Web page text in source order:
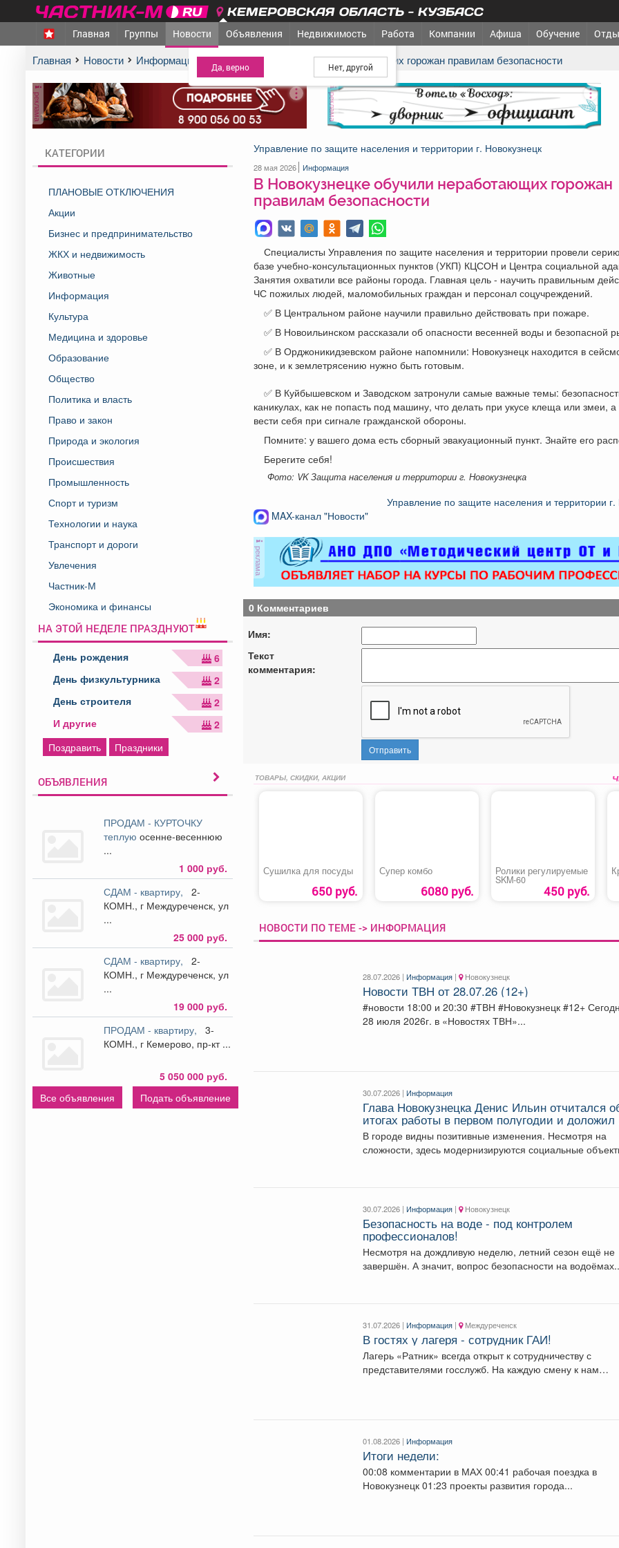
КЕМЕРОВСКАЯ ОБЛАСТЬ - КУЗБАСС
МЕЖДУРЕЧЕНСК - Ваш город?
Главная Группы Новости Объявления Недвижимость Работа Компании Афиша Обучение
Главная Новости Информация В Новокузнецке обучили неработающих горожан правилам безопасности
реклама реклама
КАТЕГОРИИ
ПЛАНОВЫЕ ОТКЛЮЧЕНИЯ
Акции
Бизнес и предпринимательство
ЖКХ и недвижимость
Животные
Информация
Культура
Медицина и здоровье
Образование
Общество
Политика и власть
Право и закон
Природа и экология
Происшествия
Промышленность
Спорт и туризм
Технологии и наука
Транспорт и дороги
Увлечения
Частник-М
Экономика и финансы
НА ЭТОЙ НЕДЕЛЕ ПРАЗДНУЮТ
День рождения
6
День физкультурника
2
День строителя
2
И другие
2
Поздравить
Праздники
ОБЪЯВЛЕНИЯ
ПРОДАМ - КУРТОЧКУ
теплуюосенне-весеннюю
...
1 000 руб.
СДАМ - квартиру,
2-
КОМН., г Междуреченск, ул
...
25 000 руб.
СДАМ - квартиру,
2-
КОМН., г Междуреченск, ул
...
19 000 руб.
ПРОДАМ - квартиру,
3-
КОМН., г Кемерово, пр-кт ...
5 050 000 руб.
Все объявления
Подать объявление
Управление по защите населения и территории г. Новокузнецк
28 мая 2026 Информация
В Новокузнецке обучили неработающих горожан
правилам безопасности
Специалисты Управления по защите населения и территории провели
базе учебно-консультационных пунктов (УКП) КЦСОН и Центра социальной
Занятия охватили все районы города. Главная цель - научить правильным
ЧС пожилых людей, маломобильных граждан и персонал соцучреждений.
✅ В Центральном районе научили правильно действовать при пожаре.
✅ В Новоильинском рассказали об опасности весенней воды и безопасной
✅ В Орджоникидзевском районе напомнили: Новокузнецк находится в
зоне, и к землетрясению нужно быть готовым.
✅ В Куйбышевском и Заводском затронули самые важные темы:
каникулах, как не попасть под машину, что делать при укусе клеща или змеи, а
вести себя при сигнале гражданской обороны.
Помните: у вашего дома есть сборный эвакуационный пункт. Знайте его
Берегите себя!
Фото: VK Защита населения и территории г. Новокузнецка
Управление по защите населения и территории г.
MAX-канал "Новости"
реклама
0 Комментариев
Имя:
Текст
комментария:
Отправить
ТОВАРЫ, СКИДКИ, АКЦИИ
Сушилка для посуды
650 руб.
Супер комбо
6080 руб.
Ролики регулируемые
SKM-60
450 руб.
НОВОСТИ ПО ТЕМЕ -> ИНФОРМАЦИЯ
28.07.2026 | Информация | Новокузнецк
Новости ТВН от 28.07.26 (12+)
#новости 18:00 и 20:30 #ТВН #Новокузнецк #12+ Сегодня
28 июля 2026г. в «Новостях ТВН»...
30.07.2026 | Информация
Глава Новокузнецка Денис Ильин отчитался
итогах работы в первом полугодии и доложил
планах будущей работы.
В городе видны позитивные изменения. Несмотря на
сложности, здесь модернизируются социальные
30.07.2026 | Информация | Новокузнецк
Безопасность на воде - под контролем
профессионалов!
Несмотря на дождливую неделю, летний сезон ещё не
завершён. А значит, вопрос безопасности на
31.07.2026 | Информация | Междуреченск
В гостях у лагеря - сотрудник ГАИ!
Лагерь «Ратник» всегда открыт к сотрудничеству с
представителями госслужб. На каждую смену к нам
01.08.2026 | Информация
Итоги недели:
00:08 комментарии в МАХ 00:41 рабочая поездка в
Новокузнецк 01:23 проекты развития города...